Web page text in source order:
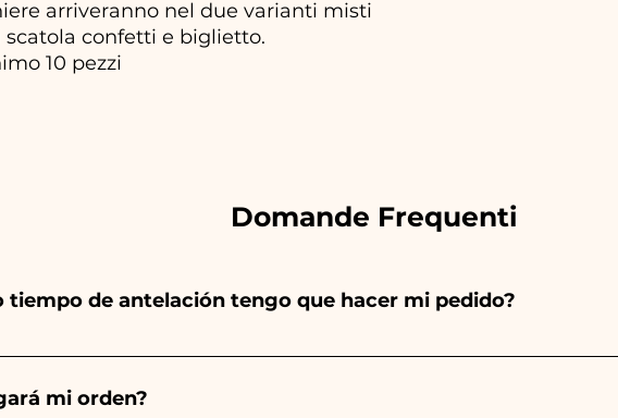
arriveranno nel due varianti misti
confetti e biglietto.
10 pezzi
Domande Frequenti
tiempo de antelación tengo que hacer mi pedido?
crea y pinta totalmente a mano, ¡por lo que su creación lleva
de los horarios indicados, ¡contáctanos para solicitar información
mi orden?